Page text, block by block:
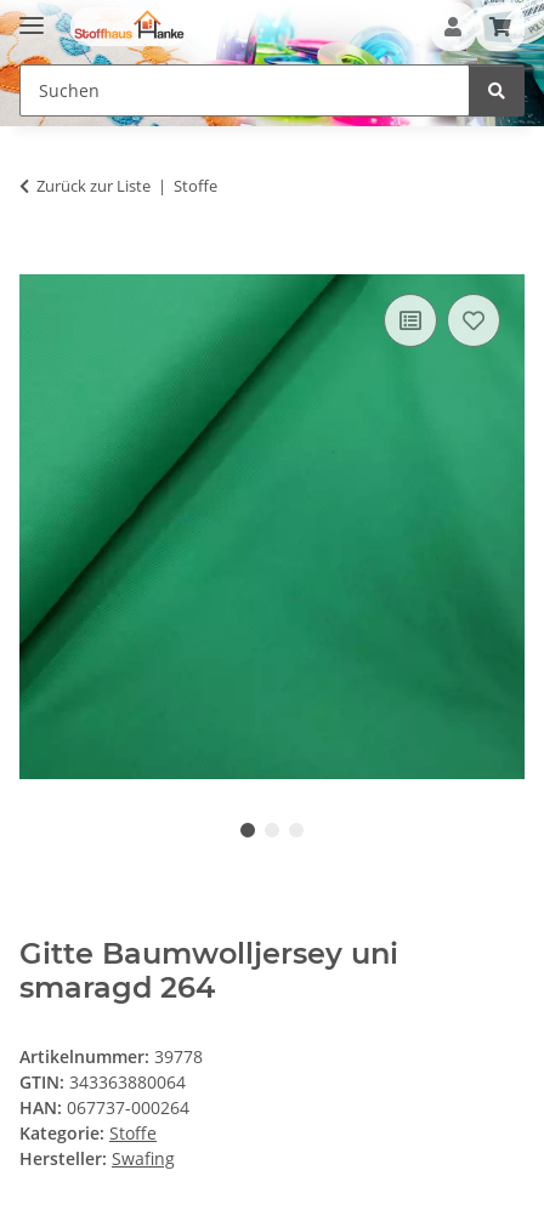
Zurück zur Liste Stoffe
Gitte Baumwolljersey uni
smaragd 264
Artikelnummer: 39778
GTIN: 343363880064
HAN: 067737-000264
Kategorie: Stoffe
Hersteller: Swafing